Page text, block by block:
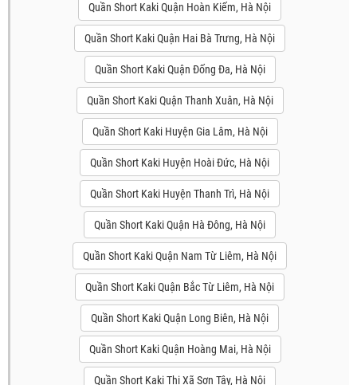
Quần Short Kaki Quận Hoàn Kiếm, Hà Nội
Quần Short Kaki Quận Hai Bà Trưng, Hà Nội
Quần Short Kaki Quận Đống Đa, Hà Nội
Quần Short Kaki Quận Thanh Xuân, Hà Nội
Quần Short Kaki Huyện Gia Lâm, Hà Nội
Quần Short Kaki Huyện Hoài Đức, Hà Nội
Quần Short Kaki Huyện Thanh Trì, Hà Nội
Quần Short Kaki Quận Hà Đông, Hà Nội
Quần Short Kaki Quận Nam Từ Liêm, Hà Nội
Quần Short Kaki Quận Bắc Từ Liêm, Hà Nội
Quần Short Kaki Quận Long Biên, Hà Nội
Quần Short Kaki Quận Hoàng Mai, Hà Nội
Quần Short Kaki Thị Xã Sơn Tây, Hà Nội